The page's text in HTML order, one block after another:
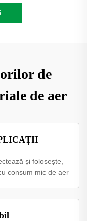
de
de aer
și folosește,
consum mic de aer